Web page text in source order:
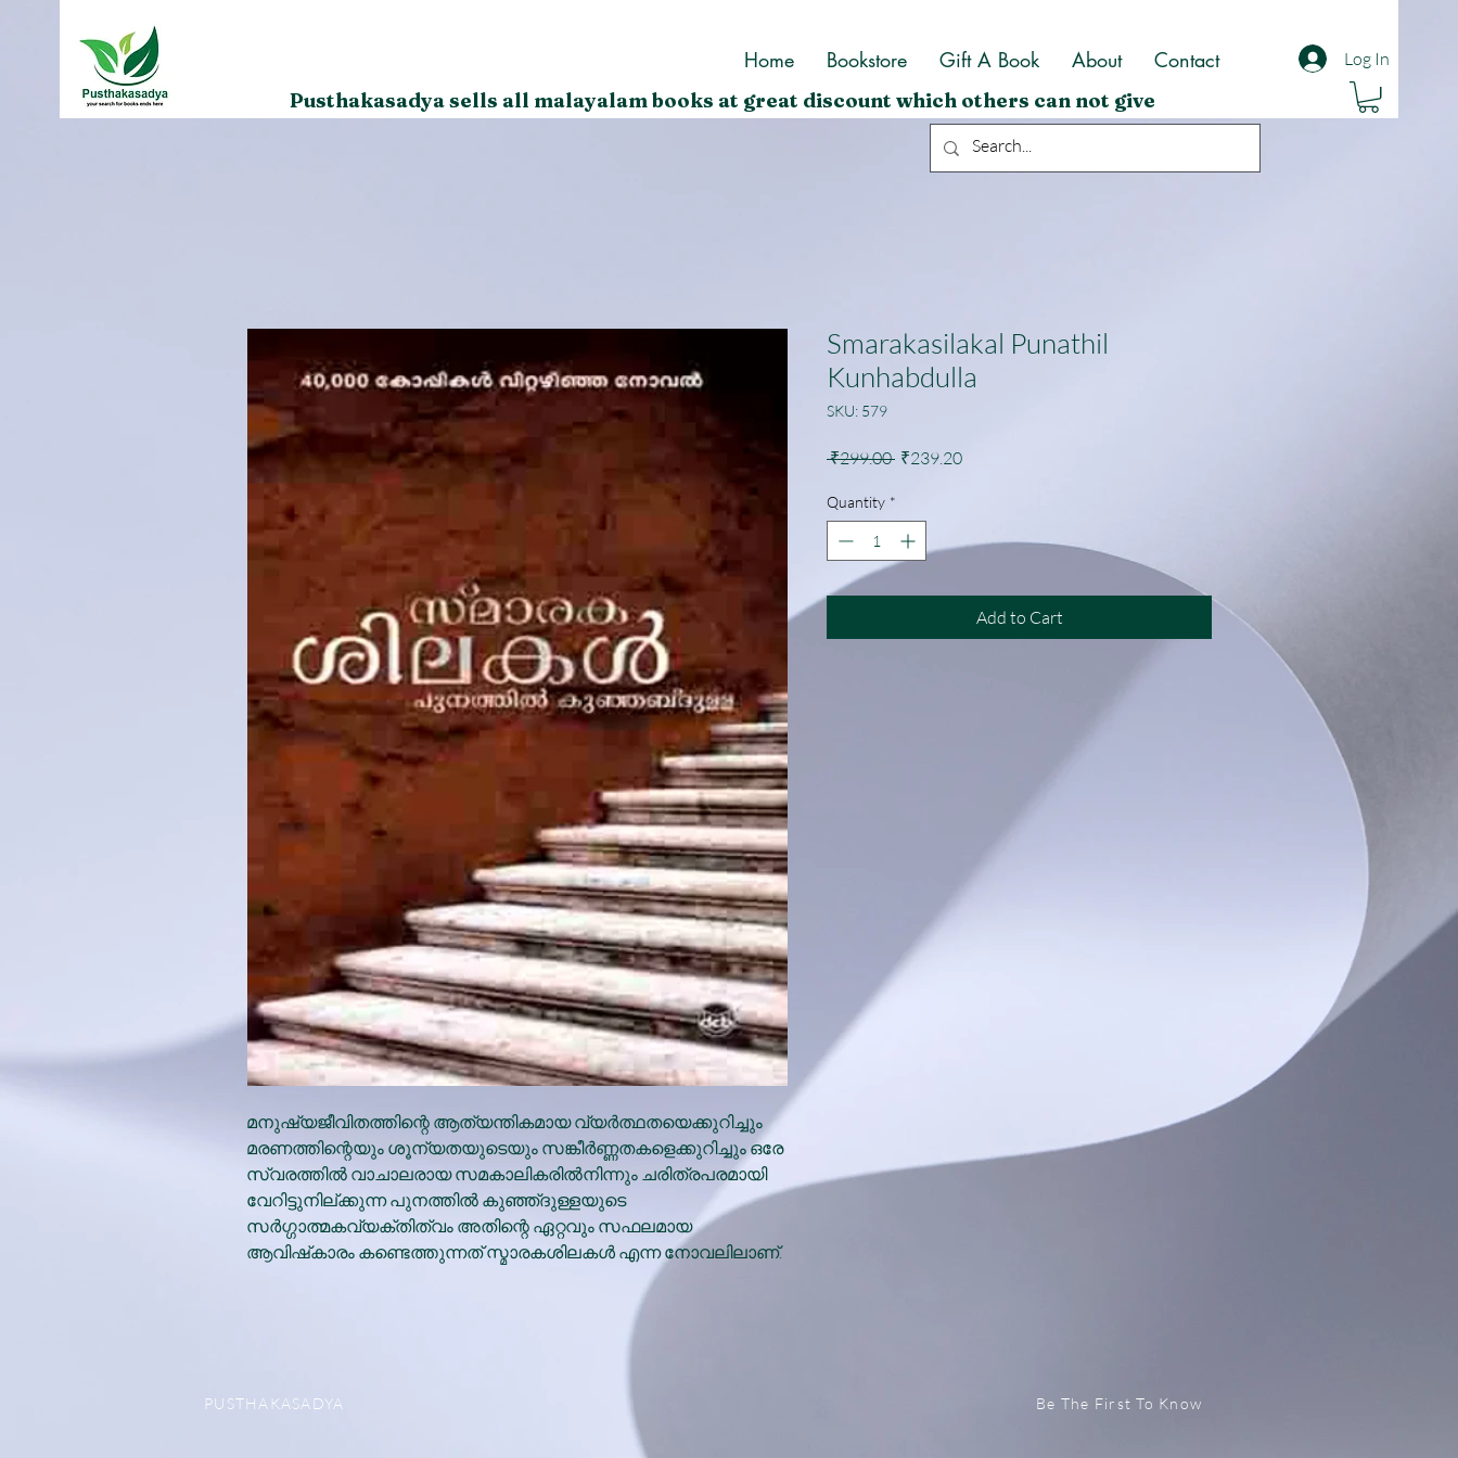
Home Bookstore Gift A Book About Contact Log In
Pusthakasadya sells all malayalam books at great discount which others can not give
മനുഷ്യജീവിതത്തിന്റെ ആത്യന്തികമായ വ്യര്‍ത്ഥതയെക്കുറിച്ചും
മരണത്തിന്റെയും ശൂന്യതയുടെയും സങ്കീര്‍ണ്ണതകളെക്കുറിച്ചും ഒരേ
സ്വരത്തില്‍ വാചാലരായ സമകാലികരില്‍നിന്നും ചരിത്രപരമായി
വേറിട്ടുനില്ക്കുന്ന പുനത്തില്‍ കുഞ്ഞ്ദുള്ളയുടെ
സര്‍ഗ്ഗാത്മകവ്യക്തിത്വം അതിന്റെ ഏറ്റവും സഫലമായ
ആവിഷ്‌കാരം കണ്ടെത്തുന്നത് സ്മാരകശിലകള്‍ എന്ന നോവലിലാണ്.
Smarakasilakal Punathil
Kunhabdulla
SKU: 579
₹299.00 Regular
₹239.20Sale
Quantity *
Add to Cart
PUSTHAKASADYA Be The First To Know